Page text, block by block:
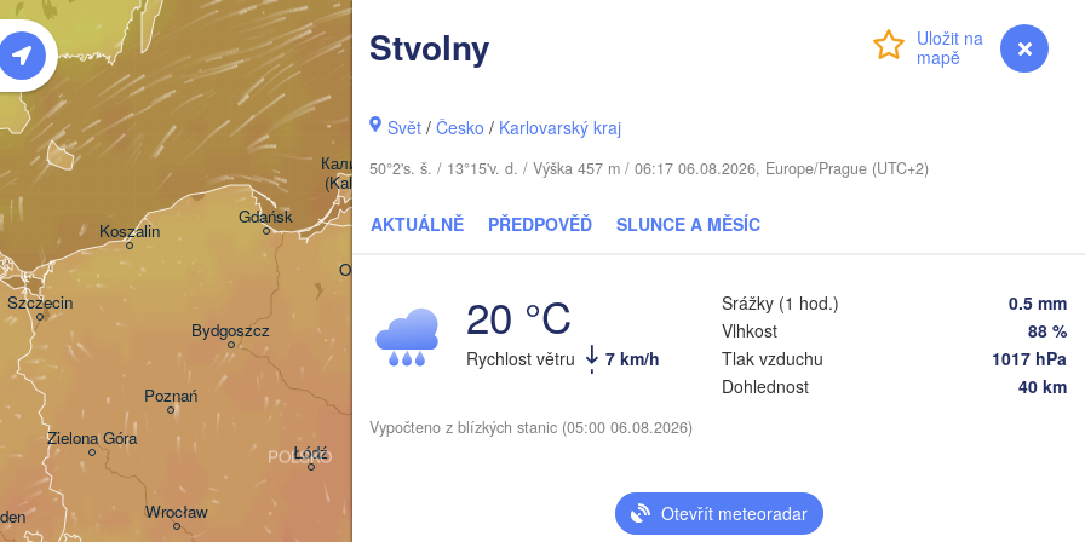
myVentusky Předpověď
Stvolny
Svět /Česko / Karlovarský kraj
50°2's. š. / 13°15'v. d. / Výška 457 m / 06:17 06.08.2026, Europe/Prague (UTC+2)
AKTUÁLNĚ PŘEDPOVĚĎ SLUNCE A MĚSÍC
20 °C
Rychlost větru 7 km/h
Srážky (1 hod.)
0.5 mm
Vlhkost
88 %
Tlak vzduchu
1017 hPa
Dohlednost
40 km
Vypočteno z blízkých stanic (05:00 06.08.2026)
Otevřít meteoradar
Łódź
Wrocław
Poznań
Olsztyn
Koszalin
Zielona Góra
Szczecin
Gdańsk
Калининград
(Kaliningrad)
Bydgoszcz
POLSKO
Мінск
Бабруйск
Рівне
(Pinsk)
Салігорск
(Salihorsk)
(Brest)
BĚLORUSKO
LITVA